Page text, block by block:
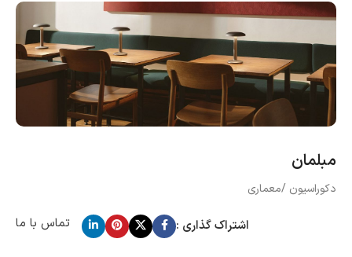
مبلمان
دکوراسیون /معماری
اشتراک گذاری : تماس با ما